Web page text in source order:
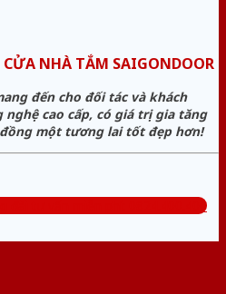
NHÀ TẮM SAIGONDOOR
đến cho đối tác và khách
cao cấp, có giá trị gia tăng
một tương lai tốt đẹp hơn!
đài tư vấn miễn phí: 0824.400.400